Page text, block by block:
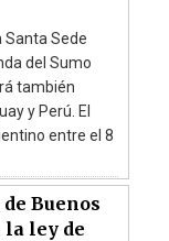
Santa Sede
del Sumo
también
y Perú. El
entre el 8
Buenos
la ley de